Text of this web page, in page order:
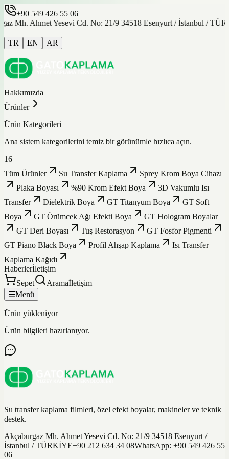
+90 549 426 55 06|
Mh. Ahmet Yesevi Cd. No: 21/9 34518 Esenyurt / İstanbul /
|
TR
EN AR
Hakkımızda
Ürünler
Ürün Kategorileri
Ana sistem kategorilerini temiz bir görünümle hızlıca açın.
16
Tüm Ürünler
Su Transfer Kaplama
Sprey Krom Boya Cihazı
Plaka Boyası
%90 Krom Efekt Boya
3D Vakumlu Isı
Transfer
Dielektrik Boya GT Titanyum Boya
GT Soft
Boya
GT Örümcek Ağı Efekti Boya
GT Hologram Boyalar
GT Deri Boyası
Tuş Restorasyon
GT Fosfor Pigmenti
GT Piano Black Boya
Profil Ahşap Kaplama
Isı Transfer
Kaplama Kağıdı
Haberlerİletişim
Sepet
Aramaİletişim
☰Menü
Ürün yükleniyor
Ürün bilgileri hazırlanıyor.
Su transfer kaplama filmleri, özel efekt boyalar, makineler ve teknik
destek.
Akçaburgaz Mh. Ahmet Yesevi Cd. No: 21/9 34518 Esenyurt /
İstanbul / TÜRKİYE+90 212 634 34 08WhatsApp: +90 549 426 55
06